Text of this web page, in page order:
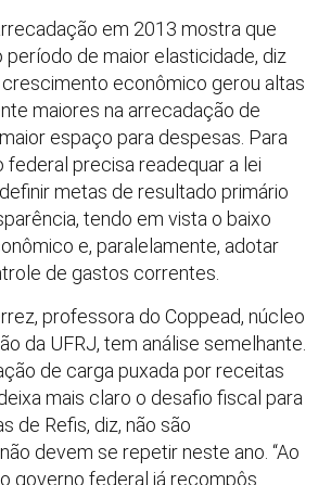
em 2013 mostra que
período de maior elasticidade, diz
crescimento econômico gerou altas
maiores na arrecadação de
espaço para despesas. Para
federal precisa readequar a lei
metas de resultado primário
tendo em vista o baixo
e, paralelamente, adotar
de gastos correntes.
professora do Coppead, núcleo
da UFRJ, tem análise semelhante.
de carga puxada por receitas
mais claro o desafio fiscal para
de Refis, diz, não são
devem se repetir neste ano. “Ao
governo federal já recompôs